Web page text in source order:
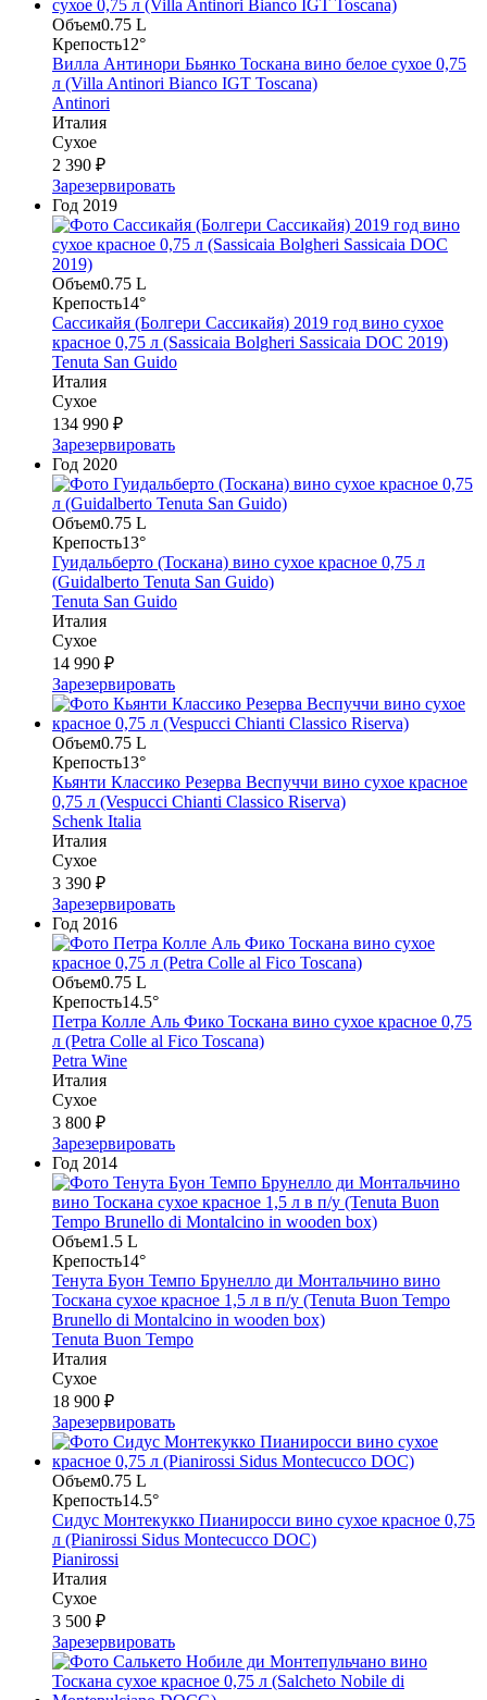
Объем0.75 L
Крепость12°
Вилла Антинори Бьянко Тоскана вино белое сухое 0,75
л (Villa Antinori Bianco IGT Toscana)
Antinori
Италия
Сухое
2 390 ₽
Зарезервировать
Год 2019
Объем0.75 L
Крепость14°
Сассикайя (Болгери Сассикайя) 2019 год вино сухое
красное 0,75 л (Sassicaia Bolgheri Sassicaia DOC 2019)
Tenuta San Guido
Италия
Сухое
134 990 ₽
Зарезервировать
Год 2020
Объем0.75 L
Крепость13°
Гуидальберто (Тоскана) вино сухое красное 0,75 л
(Guidalberto Tenuta San Guido)
Tenuta San Guido
Италия
Сухое
14 990 ₽
Зарезервировать
Объем0.75 L
Крепость13°
Кьянти Классико Резерва Веспуччи вино сухое красное
0,75 л (Vespucci Chianti Classico Riserva)
Schenk Italia
Италия
Сухое
3 390 ₽
Зарезервировать
Год 2016
Объем0.75 L
Крепость14.5°
Петра Колле Аль Фико Тоскана вино сухое красное 0,75
л (Petra Colle al Fico Toscana)
Petra Wine
Италия
Сухое
3 800 ₽
Зарезервировать
Год 2014
Объем1.5 L
Крепость14°
Тенута Буон Темпо Брунелло ди Монтальчино вино
Тоскана сухое красное 1,5 л в п/у (Tenuta Buon Tempo
Brunello di Montalcino in wooden box)
Tenuta Buon Tempo
Италия
Сухое
18 900 ₽
Зарезервировать
Объем0.75 L
Крепость14.5°
Сидус Монтекукко Пианиросси вино сухое красное 0,75
л (Pianirossi Sidus Montecucco DOC)
Pianirossi
Италия
Сухое
3 500 ₽
Зарезервировать